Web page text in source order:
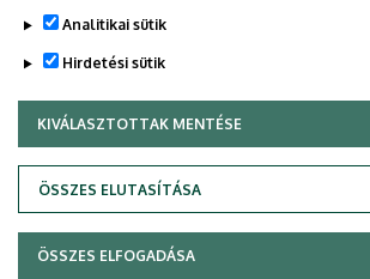
Analitikai sütik
Hirdetési sütik
KIVÁLASZTOTTAK MENTÉSE
ÖSSZES ELUTASÍTÁSA
WITHDRAW CONSENT
ÖSSZES ELFOGADÁSA